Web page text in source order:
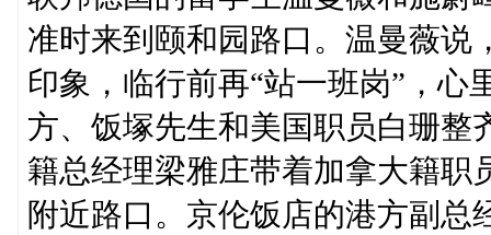
准时来到颐和园路口。温曼薇说
印象，临行前再“站一班岗”，心
方、饭塚先生和美国职员白珊整
籍总经理梁雅庄带着加拿大籍职
附近路口。京伦饭店的港方副总